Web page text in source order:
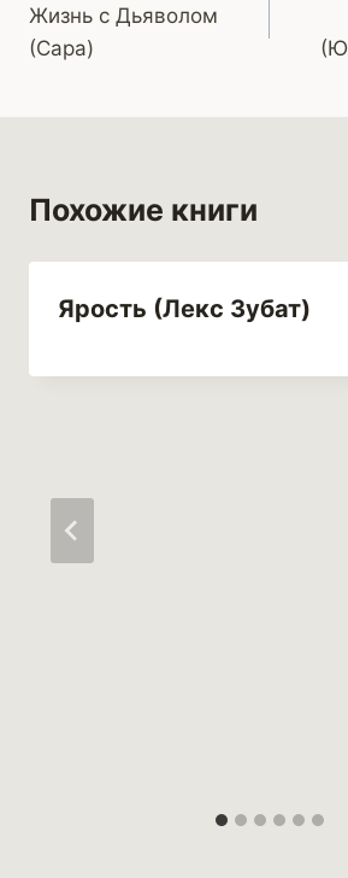
по
записям
Жизнь с Дьяволом
(Сара)
Похожие книги
Ярость (Лекс Зубат)